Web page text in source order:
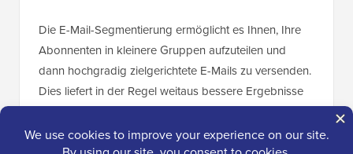
Die E-Mail-Segmentierung ermöglicht es Ihnen, Ihre
Abonnenten in kleinere Gruppen aufzuteilen und
dann hochgradig zielgerichtete E-Mails zu versenden.
Dies liefert in der Regel weitaus bessere Ergebnisse
im Vergleich zu allgemeinenMassen-E-Mails, die Sie
an eine gesamte Kontaktliste senden.